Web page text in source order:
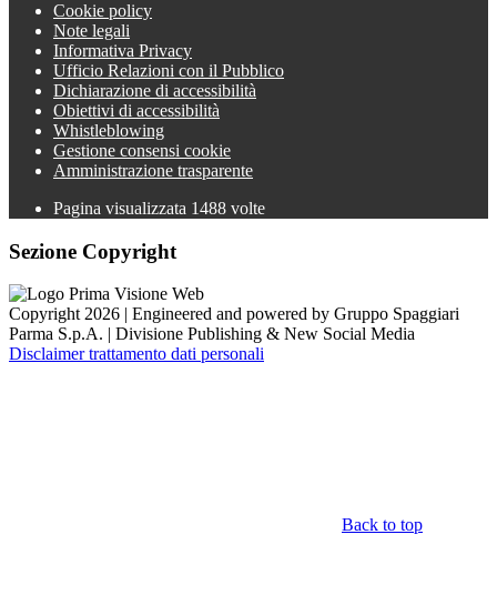
Cookie policy
Note legali
Informativa Privacy
Ufficio Relazioni con il Pubblico
Dichiarazione di accessibilità
Obiettivi di accessibilità
Whistleblowing
Gestione consensi cookie
Amministrazione trasparente
Pagina visualizzata 1488 volte
Sezione Copyright
Copyright 2026 | Engineered and powered by Gruppo Spaggiari
Parma S.p.A. | Divisione Publishing & New Social Media
Disclaimer trattamento dati personali
Back to top